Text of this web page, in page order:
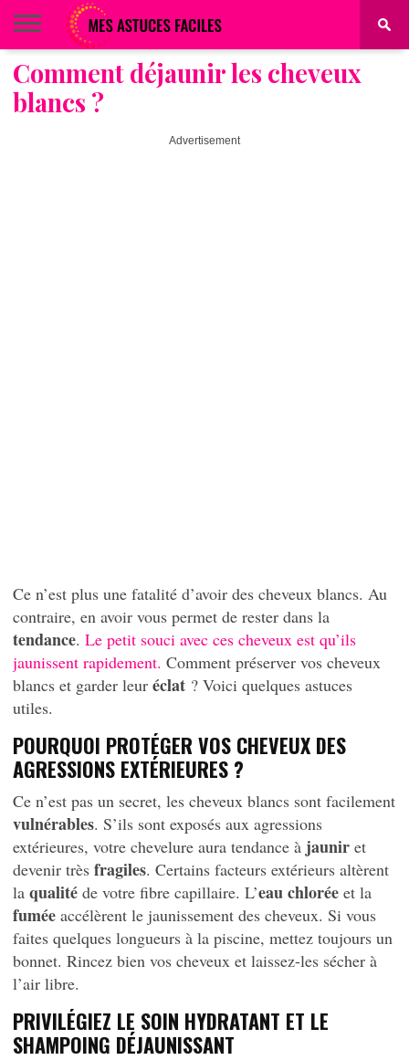
BEAUTÉ
COIFFURE
ALIMENTATION
MAQUILLAGE
MAISON
Comment déjaunir les cheveux
blancs ?
Advertisement
Ce n’est plus une fatalité d’avoir des cheveux blancs. Au
contraire, en avoir vous permet de rester dans la
tendance. Le petit souci avec ces cheveux est qu’ils
jaunissent rapidement. Comment préserver vos cheveux
blancs et garder leur éclat ? Voici quelques astuces
utiles.
POURQUOI PROTÉGER VOS CHEVEUX DES
AGRESSIONS EXTÉRIEURES ?
Ce n’est pas un secret, les cheveux blancs sont facilement
vulnérables. S’ils sont exposés aux agressions
extérieures, votre chevelure aura tendance à jaunir et
devenir très fragiles. Certains facteurs extérieurs altèrent
la qualité de votre fibre capillaire. L’eau chlorée et la
fumée accélèrent le jaunissement des cheveux. Si vous
faites quelques longueurs à la piscine, mettez toujours un
bonnet. Rincez bien vos cheveux et laissez-les sécher à
l’air libre.
PRIVILÉGIEZ LE SOIN HYDRATANT ET LE
SHAMPOING DÉJAUNISSANT